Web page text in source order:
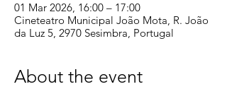
01 Mar 2026, 16:00 – 17:00
Cineteatro Municipal João Mota, R. João
da Luz 5, 2970 Sesimbra, Portugal
About the event